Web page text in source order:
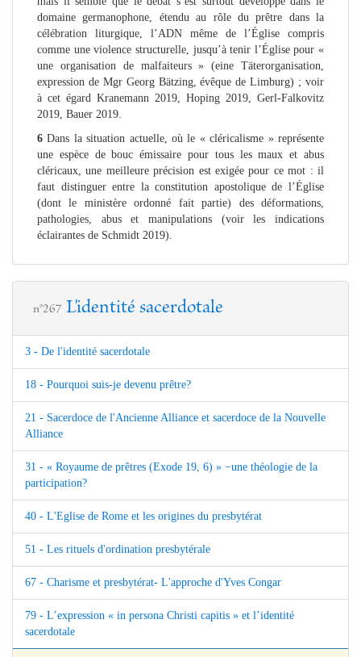
domaine germanophone, étendu au rôle du prêtre dans la
célébration liturgique, l’ADN même de l’Église compris
comme une violence structurelle, jusqu’à tenir l’Église pour «
une organisation de malfaiteurs » (eine Täterorganisation,
expression de Mgr Georg Bätzing, évêque de Limburg) ; voir
à cet égard Kranemann 2019, Hoping 2019, Gerl-Falkovitz
2019, Bauer 2019.
6 Dans la situation actuelle, où le « cléricalisme » représente
une espèce de bouc émissaire pour tous les maux et abus
cléricaux, une meilleure précision est exigée pour ce mot : il
faut distinguer entre la constitution apostolique de l’Église
(dont le ministère ordonné fait partie) des déformations,
pathologies, abus et manipulations (voir les indications
éclairantes de Schmidt 2019).
n°267 L'identité sacerdotale
3 - De l'identité sacerdotale
18 - Pourquoi suis-je devenu prêtre?
21 - Sacerdoce de l'Ancienne Alliance et sacerdoce de la Nouvelle
Alliance
31 - « Royaume de prêtres (Exode 19, 6) » −une théologie de la
participation?
40 - L'Eglise de Rome et les origines du presbytérat
51 - Les rituels d'ordination presbytérale
67 - Charisme et presbytérat- L'approche d'Yves Congar
79 - L’expression « in persona Christi capitis » et l’identité
sacerdotale